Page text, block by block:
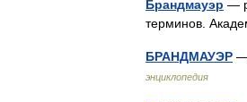
Брандмауэр —
терминов.
БРАНДМАУЭР —
энциклопедия